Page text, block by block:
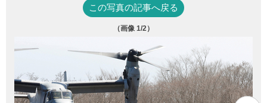
この写真の記事へ戻る
（画像 1/2）